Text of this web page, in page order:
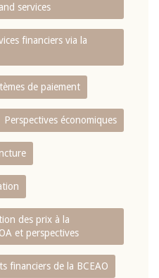
services
financiers via la
de paiement
Perspectives économiques
des prix à la
et perspectives
financiers de la BCEAO